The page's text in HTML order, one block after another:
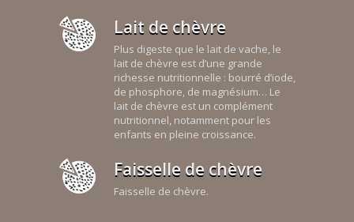
Lait de chèvre
Plus digeste que le lait de vache, le
lait de chèvre est d’une grande
richesse nutritionnelle : bourré d’iode,
de phosphore, de magnésium… Le
lait de chèvre est un complément
nutritionnel, notamment pour les
enfants en pleine croissance.
Faisselle de chèvre
Faisselle de chèvre.